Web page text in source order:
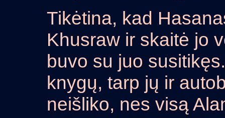
Tikėtina, kad
Khusraw ir skaitė jo
buvo su juo
knygų, tarp jų ir
neišliko, nes visą